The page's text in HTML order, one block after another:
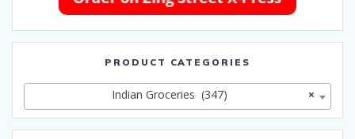
PRODUCT CATEGORIES
×
Indian Groceries (347)